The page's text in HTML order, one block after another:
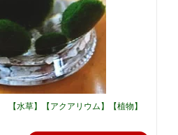
水草】【アクアリウム】【植物】